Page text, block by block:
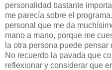
personalidad bastante
me parecía sobre el
personal que me da
mano a mano, porque me
la otra persona puede
No recuerdo la pavada que
reflexionar y considerar que